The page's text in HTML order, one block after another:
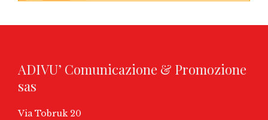
ADIVU’ Comunicazione & Promozione
sas
Via Tobruk 20